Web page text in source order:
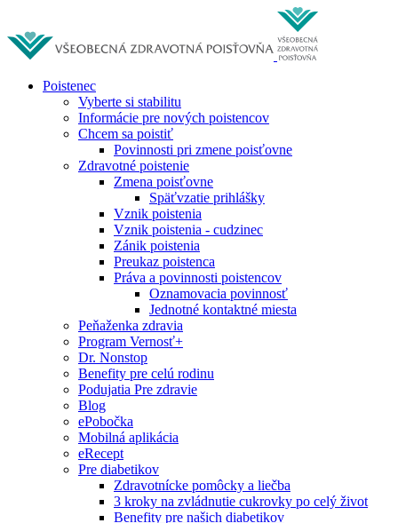
Poistenec
Vyberte si stabilitu
Informácie pre nových poistencov
Chcem sa poistiť
Povinnosti pri zmene poisťovne
Zdravotné poistenie
Zmena poisťovne
Späťvzatie prihlášky
Vznik poistenia
Vznik poistenia - cudzinec
Zánik poistenia
Preukaz poistenca
Práva a povinnosti poistencov
Oznamovacia povinnosť
Jednotné kontaktné miesta
Peňaženka zdravia
Program Vernosť+
Dr. Nonstop
Benefity pre celú rodinu
Podujatia Pre zdravie
Blog
ePobočka
Mobilná aplikácia
eRecept
Pre diabetikov
Zdravotnícke pomôcky a liečba
3 kroky na zvládnutie cukrovky po celý život
Benefity pre našich diabetikov